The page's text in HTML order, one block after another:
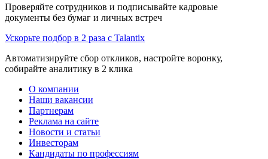
Проверяйте сотрудников и подписывайте кадровые
документы без бумаг и личных встреч
Ускорьте подбор в 2 раза с Talantix
Автоматизируйте сбор откликов, настройте воронку,
собирайте аналитику в 2 клика
О компании
Наши вакансии
Партнерам
Реклама на сайте
Новости и статьи
Инвесторам
Кандидаты по профессиям